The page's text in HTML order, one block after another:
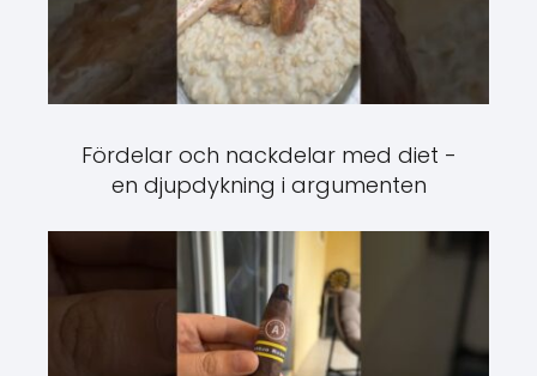
Fördelar och nackdelar med diet -
en djupdykning i argumenten